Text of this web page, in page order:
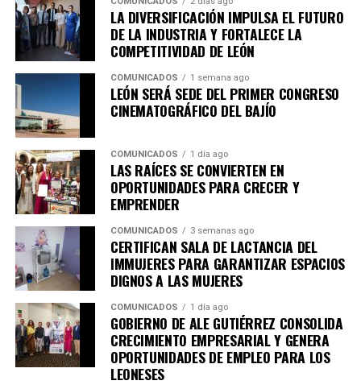
los derechos culturales, acercando al público a
experiencias artísticas diversas y de reflexión profunda,
en diálogo con uno de los festivales más importantes de
Iberoamérica.
Para conocer más detalles sobre los espacios expositivos
de CAVI y la programación especial del Cervantino en
León, se invita a seguir las cuentas en redes sociales del
ICL, que son
@culturaleony@cavileonasí como
consultar la página web oficialwww.culturaleon.com
para más detalles sobre eventos culturales en León.
LA DIVERSIFICACIÓN IMPULSA EL FUTURO
DE LA INDUSTRIA Y FORTALECE LA
COMPETITIVIDAD DE LEÓN
COMUNICADOS 1 semana ago
LEÓN SERÁ SEDE DEL PRIMER CONGRESO
CINEMATOGRÁFICO DEL BAJÍO
COMUNICADOS 1 día ago
LAS RAÍCES SE CONVIERTEN EN
OPORTUNIDADES PARA CRECER Y
EMPRENDER
COMUNICADOS 3 semanas ago
CERTIFICAN SALA DE LACTANCIA DEL
IMMUJERES PARA GARANTIZAR ESPACIOS
DIGNOS A LAS MUJERES
COMUNICADOS 1 día ago
GOBIERNO DE ALE GUTIÉRREZ CONSOLIDA
CRECIMIENTO EMPRESARIAL Y GENERA
OPORTUNIDADES DE EMPLEO PARA LOS
LEONESES